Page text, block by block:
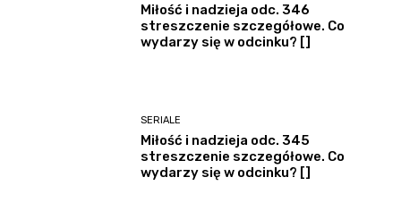
Miłość i nadzieja odc. 346
streszczenie szczegółowe. Co
wydarzy się w odcinku? []
SERIALE
Miłość i nadzieja odc. 345
streszczenie szczegółowe. Co
wydarzy się w odcinku? []